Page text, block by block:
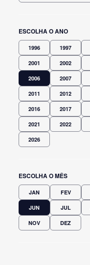
ESCOLHA O ANO
1996 1997
2001 2002
2006 2007
2011 2012
2016 2017
2021 2022
2026
ESCOLHA O MÊS
JAN FEV
JUN JUL
NOV DEZ